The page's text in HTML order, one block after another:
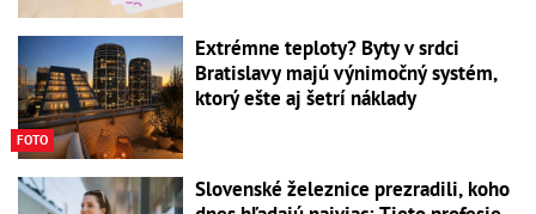
FOTO
Extrémne teploty? Byty v srdci
Bratislavy majú výnimočný systém,
ktorý ešte aj šetrí náklady
Slovenské železnice prezradili, koho